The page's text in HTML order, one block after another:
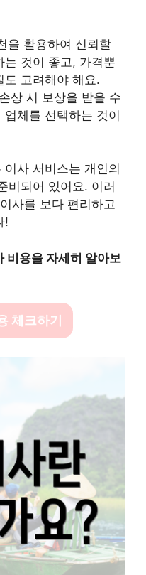
을 활용하여 신뢰할
는 것이 좋고, 가격뿐
도 고려해야 해요.
상 시 보상을 받을 수
체를 선택하는 것이
사 서비스는 개인의
비되어 있어요. 이러
사를 보다 편리하고
!
비용을 자세히 알아보
체크하기